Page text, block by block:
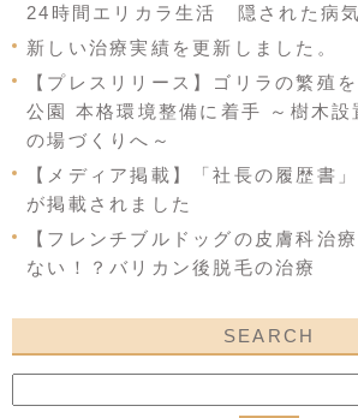
24時間エリカラ生活 隠された病
新しい治療実績を更新しました。
【プレスリリース】ゴリラの繁殖
公園 本格環境整備に着手 ～樹木設
の場づくりへ～
【メディア掲載】「社長の履歴書
が掲載されました
【フレンチブルドッグの皮膚科治
ない！？バリカン後脱毛の治療
SEARCH